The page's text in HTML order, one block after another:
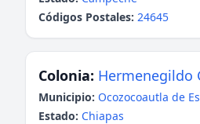
Códigos Postales: 24645
Colonia: Hermenegildo
Municipio: Ocozocoautla de
Estado: Chiapas